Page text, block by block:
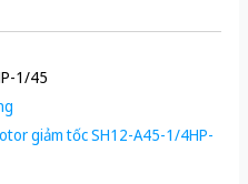
1/45
giảm tốc SH12-A45-1/4HP-